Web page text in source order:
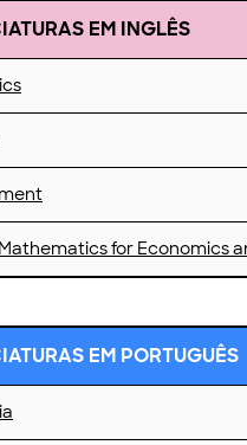
EM INGLÊS
for Economics
EM PORTUGUÊS